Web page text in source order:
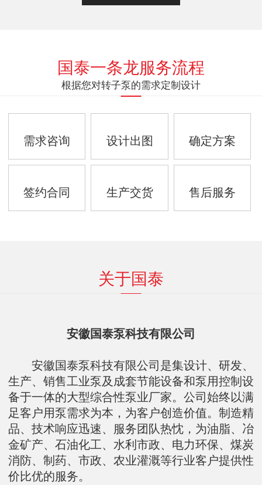
国泰一条龙服务流程
根据您对转子泵的需求定制设计
需求咨询 设计出图 确定方案
签约合同 生产交货 售后服务
关于国泰
安徽国泰泵科技有限公司
安徽国泰泵科技有限公司是集设计、研发、
生产、销售工业泵及成套节能设备和泵用控制设
备于一体的大型综合性泵业厂家。公司始终以满
足客户用泵需求为本，为客户创造价值。制造精
品、技术响应迅速、服务团队热忱，为油脂、冶
金矿产、石油化工、水利市政、电力环保、煤炭
消防、制药、市政、农业灌溉等行业客户提供性
价比优的服务。